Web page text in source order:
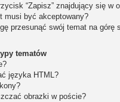
“Zapisz” znajdujący się w
musi być akceptowany?
przesunąć swój temat na górę
tematów
języka HTML?
obrazki w poście?